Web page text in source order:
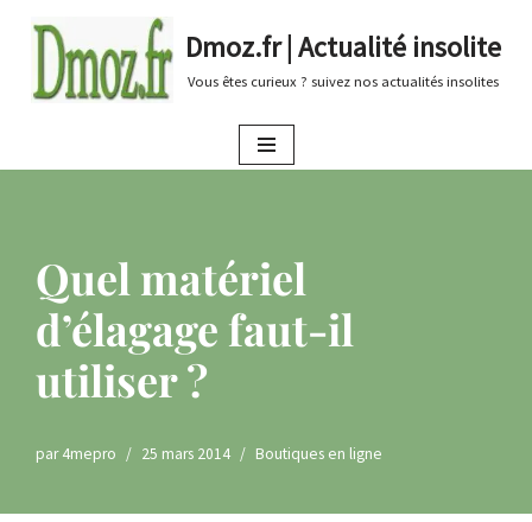
au
Dmoz.fr | Actualité insolite
Vous êtes curieux ? suivez nos actualités insolites
Quel matériel
d’élagage faut-il
utiliser ?
par4mepro 25 mars 2014 Boutiques en ligne